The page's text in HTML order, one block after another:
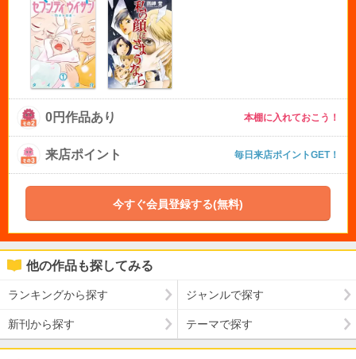
0円作品あり 本棚に入れておこう！
来店ポイント 毎日来店ポイントGET！
今すぐ会員登録する(無料)
他の作品も探してみる
ランキングから探す ジャンルで探す
新刊から探す テーマで探す